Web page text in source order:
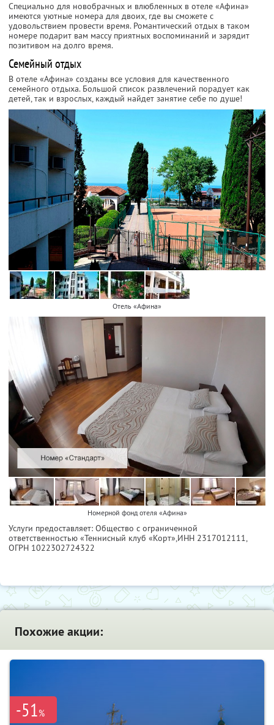
Специально для новобрачных и влюбленных в отеле «Афина»
имеются уютные номера для двоих, где вы сможете с
удовольствием провести время. Романтический отдых в таком
номере подарит вам массу приятных воспоминаний и зарядит
позитивом на долго время.
Семейный отдых
В отеле «Афина» созданы все условия для качественного
семейного отдыха. Большой список развлечений порадует как
детей, так и взрослых, каждый найдет занятие себе по душе!
Отель «Афина»
Номерной фонд отеля «Афина»
Услуги предоставляет: Общество с ограниченной
ответственностью «Теннисный клуб «Корт»,ИНН 2317012111,
ОГРН 1022302724322
Похожие акции:
-51%